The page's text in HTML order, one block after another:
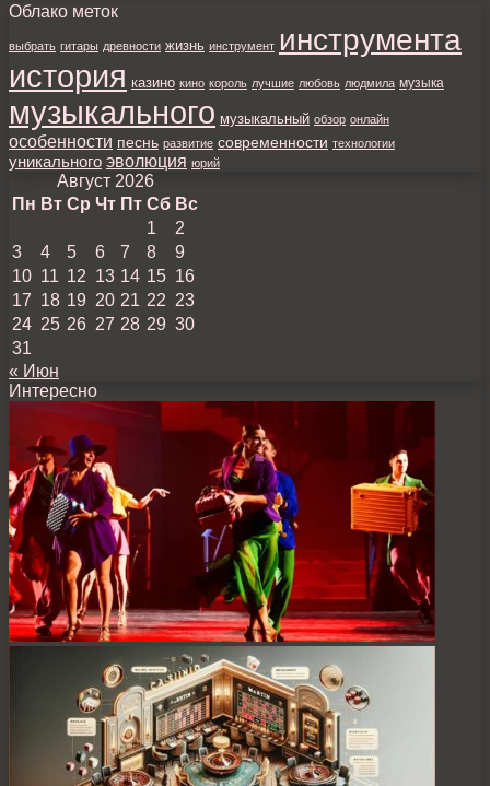
Облако меток
выбрать гитары древности жизнь инструмент инструмента
история казино кино король лучшие любовь людмила музыка
музыкального музыкальный обзор онлайн
особенности песнь развитие современности технологии
уникального эволюция юрий
Август 2026
Пн Вт Ср Чт Пт Сб Вс
1
2
3
4 5 6 7 8
9
10 11 12 13 14 15 16
17 18 19 20 21 22 23
24 25 26 27 28 29 30
31
« Июн
Интересно